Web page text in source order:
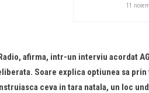
11
afirma, intr-un interviu acordat
Soare explica optiunea sa
ceva in tara natala, un loc